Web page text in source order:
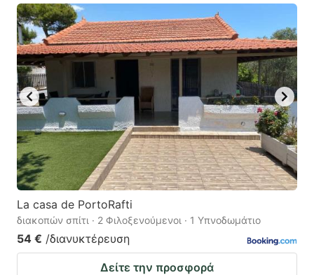
La casa de PortoRafti
διακοπών σπίτι · 2 Φιλοξενούμενοι · 1 Υπνοδωμάτιο
54 € /διανυκτέρευση
Δείτε την προσφορά